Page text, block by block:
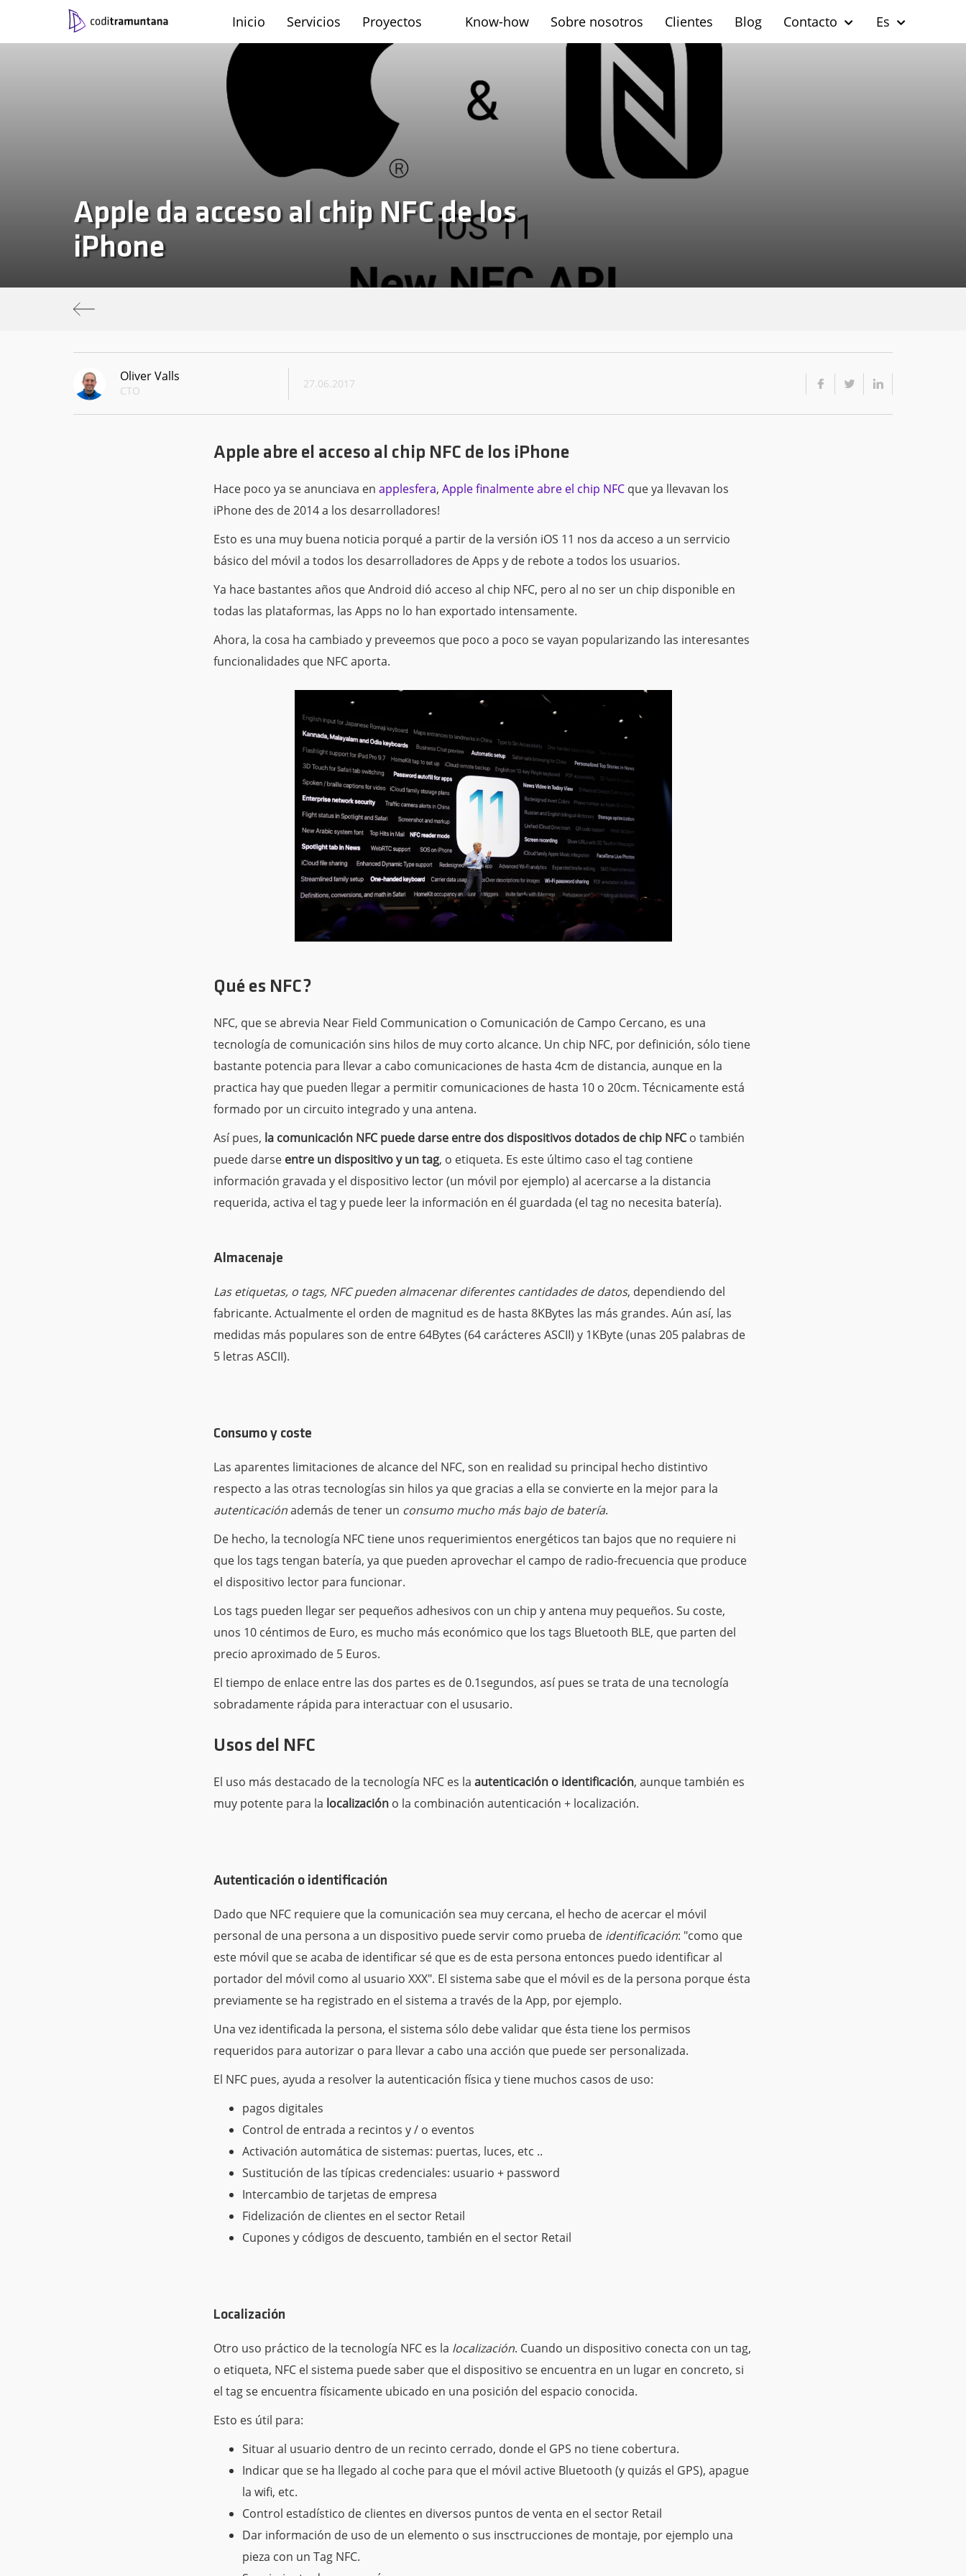
Inicio Servicios Proyectos Know-how Sobre nosotros Clientes Blog Contacto
Trabaja con nosotros
Es
Apple da acceso al chip NFC de los
iPhone
Oliver Valls
CTO 27.06.2017
Apple abre el acceso al chip NFC de los iPhone
Hace poco ya se anunciava en applesfera, Apple finalmente abre el chip NFC que ya llevavan los
iPhone des de 2014 a los desarrolladores!
Esto es una muy buena noticia porqué a partir de la versión iOS 11 nos da acceso a un serrvicio
básico del móvil a todos los desarrolladores de Apps y de rebote a todos los usuarios.
Ya hace bastantes años que Android dió acceso al chip NFC, pero al no ser un chip disponible en
todas las plataformas, las Apps no lo han exportado intensamente.
Ahora, la cosa ha cambiado y preveemos que poco a poco se vayan popularizando las interesantes
funcionalidades que NFC aporta.
Qué es NFC?
NFC, que se abrevia Near Field Communication o Comunicación de Campo Cercano, es una
tecnología de comunicación sins hilos de muy corto alcance. Un chip NFC, por definición, sólo tiene
bastante potencia para llevar a cabo comunicaciones de hasta 4cm de distancia, aunque en la
practica hay que pueden llegar a permitir comunicaciones de hasta 10 o 20cm. Técnicamente está
formado por un circuito integrado y una antena.
Así pues, la comunicación NFC puede darse entre dos dispositivos dotados de chip NFCo también
puede darse entre un dispositivo y un tag, o etiqueta. Es este último caso el tag contiene
información gravada y el dispositivo lector (un móvil por ejemplo) al acercarse a la distancia
requerida, activa el tag y puede leer la información en él guardada (el tag no necesita batería).
Almacenaje
Las etiquetas, o tags, NFC pueden almacenar diferentes cantidades de datos, dependiendo del
fabricante. Actualmente el orden de magnitud es de hasta 8KBytes las más grandes. Aún así, las
medidas más populares son de entre 64Bytes (64 carácteres ASCII) y 1KByte (unas 205 palabras de
5 letras ASCII).
Consumo y coste
Las aparentes limitaciones de alcance del NFC, son en realidad su principal hecho distintivo
respecto a las otras tecnologías sin hilos ya que gracias a ella se convierte en la mejor para la
autenticaciónademás de tener un consumo mucho más bajo de batería.
De hecho, la tecnología NFC tiene unos requerimientos energéticos tan bajos que no requiere ni
que los tags tengan batería, ya que pueden aprovechar el campo de radio-frecuencia que produce
el dispositivo lector para funcionar.
Los tags pueden llegar ser pequeños adhesivos con un chip y antena muy pequeños. Su coste,
unos 10 céntimos de Euro, es mucho más económico que los tags Bluetooth BLE, que parten del
precio aproximado de 5 Euros.
El tiempo de enlace entre las dos partes es de 0.1segundos, así pues se trata de una tecnología
sobradamente rápida para interactuar con el ususario.
Usos del NFC
El uso más destacado de la tecnología NFC es la autenticación o identificación, aunque también es
muy potente para la localización o la combinación autenticación + localización.
Autenticación o identificación
Dado que NFC requiere que la comunicación sea muy cercana, el hecho de acercar el móvil
personal de una persona a un dispositivo puede servir como prueba de identificación: "como que
este móvil que se acaba de identificar sé que es de esta persona entonces puedo identificar al
portador del móvil como al usuario XXX". El sistema sabe que el móvil es de la persona porque ésta
previamente se ha registrado en el sistema a través de la App, por ejemplo.
Una vez identificada la persona, el sistema sólo debe validar que ésta tiene los permisos
requeridos para autorizar o para llevar a cabo una acción que puede ser personalizada.
El NFC pues, ayuda a resolver la autenticación física y tiene muchos casos de uso:
pagos digitales
Control de entrada a recintos y / o eventos
Activación automática de sistemas: puertas, luces, etc ..
Sustitución de las típicas credenciales: usuario + password
Intercambio de tarjetas de empresa
Fidelización de clientes en el sector Retail
Cupones y códigos de descuento, también en el sector Retail
Localización
Otro uso práctico de la tecnología NFC es la localización. Cuando un dispositivo conecta con un tag,
o etiqueta, NFC el sistema puede saber que el dispositivo se encuentra en un lugar en concreto, si
el tag se encuentra físicamente ubicado en una posición del espacio conocida.
Esto es útil para:
Situar al usuario dentro de un recinto cerrado, donde el GPS no tiene cobertura.
Indicar que se ha llegado al coche para que el móvil active Bluetooth (y quizás el GPS), apague
la wifi, etc.
Control estadístico de clientes en diversos puntos de venta en el sector Retail
Dar información de uso de un elemento o sus insctrucciones de montaje, por ejemplo una
pieza con un Tag NFC.